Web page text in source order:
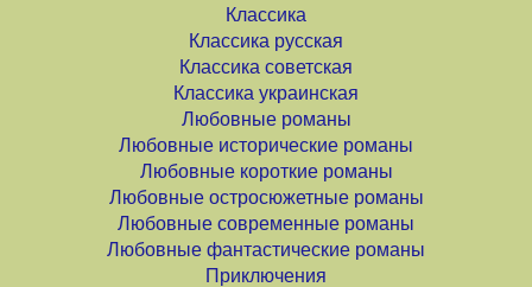
Классика
Классика русская
Классика советская
Классика украинская
Любовные романы
Любовные исторические романы
Любовные короткие романы
Любовные остросюжетные романы
Любовные современные романы
Любовные фантастические романы
Приключения